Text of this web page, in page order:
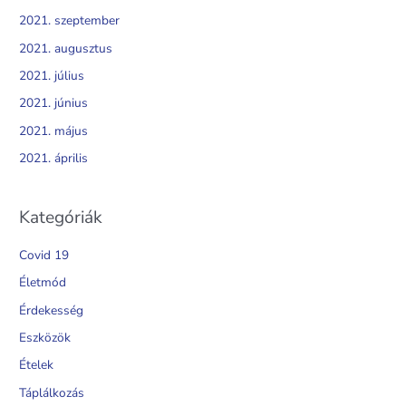
2021. szeptember
2021. augusztus
2021. július
2021. június
2021. május
2021. április
Kategóriák
Covid 19
Életmód
Érdekesség
Eszközök
Ételek
Táplálkozás